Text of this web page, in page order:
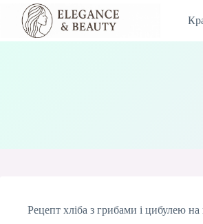
Перейти
вмісту
Рецепт хліба з грибами і цибулею